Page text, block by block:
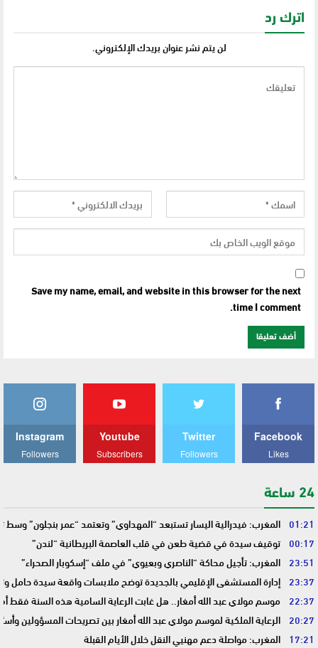
اترك رد
لن يتم نشر عنوان بريدك الإلكتروني.
Save my name, email, and website in this browser for the next
time I comment.
Facebook
Likes
Twitter
Followers
Youtube
Subscribers
Instagram
Followers
24 ساعة
01:21 المغرب: فيدرالية اليسار تستبعد “المهداوي” وتعتمد “عمر بنجلون”
00:17 توقيف سيدة في قضية طعن في قلب العاصمة البريطانية “لندن”
23:51 المغرب: تأجيل محاكة “الناصري وبعيوي” في ملف “إسكوبار الصحراء”
23:37 إدارة المستشفى الإقليمي بالجديدة توضح ملابسات واقعة سيدة حامل
22:37 موسم مولاي عبد الله أمغار.. هل غابت الرعاية السامية هذه السنة فقط
20:27 الرعاية الملكية لموسم مولاي عبد الله أمغار بين تصريحات المسؤولين
17:21 المغرب: مواصلة دعم مهنيي النقل خلال الأيام القبلة